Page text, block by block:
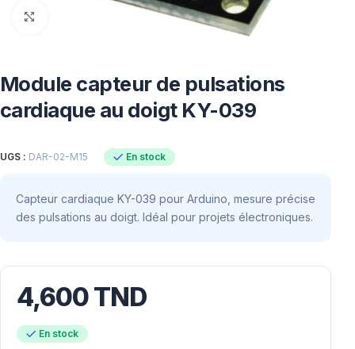
Module capteur de pulsations
cardiaque au doigt KY-039
UGS : DAR-02-M15 En stock
Capteur cardiaque KY-039 pour Arduino, mesure précise
des pulsations au doigt. Idéal pour projets électroniques.
4,600TND
En stock